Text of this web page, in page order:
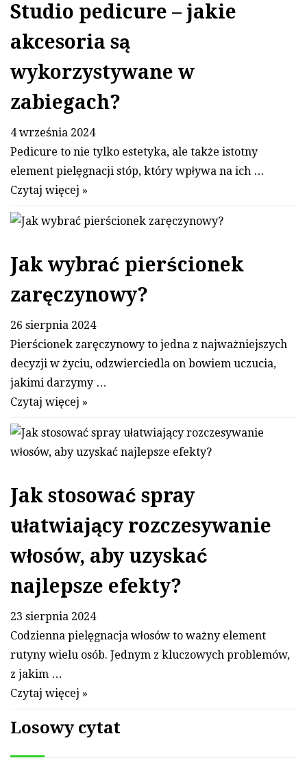
Studio pedicure – jakie
akcesoria są
wykorzystywane w
zabiegach?
4 września 2024
Pedicure to nie tylko estetyka, ale także istotny
element pielęgnacji stóp, który wpływa na ich …
Czytaj więcej »
Jak wybrać pierścionek
zaręczynowy?
26 sierpnia 2024
Pierścionek zaręczynowy to jedna z najważniejszych
decyzji w życiu, odzwierciedla on bowiem uczucia,
jakimi darzymy …
Czytaj więcej »
Jak stosować spray
ułatwiający rozczesywanie
włosów, aby uzyskać
najlepsze efekty?
23 sierpnia 2024
Codzienna pielęgnacja włosów to ważny element
rutyny wielu osób. Jednym z kluczowych problemów,
z jakim …
Czytaj więcej »
Losowy cytat